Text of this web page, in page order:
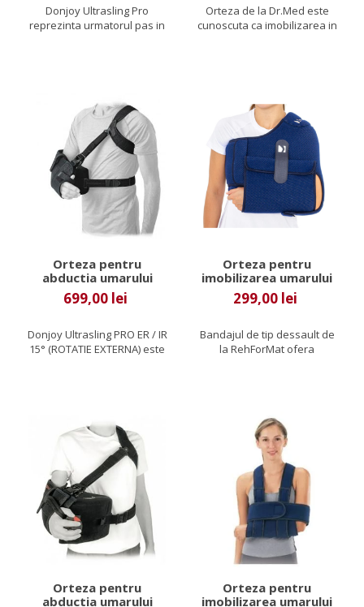
Donjoy Ultrasling Pro
reprezinta urmatorul pas in
Orteza de la Dr.Med este
cunoscuta ca imobilizarea in
Orteza pentru
abductia umarului
Donjoy Ultrasling Pro
ER / IR 15°
699,00 lei
Donjoy Ultrasling PRO ER / IR
15° (ROTATIE EXTERNA) este
Orteza pentru
imobilizarea umarului
(bandaj Dessault)
Reh4Mat
299,00 lei
Bandajul de tip dessault de
la RehForMat ofera
Orteza pentru
abductia umarului
Orteza pentru
imobilizarea umarului